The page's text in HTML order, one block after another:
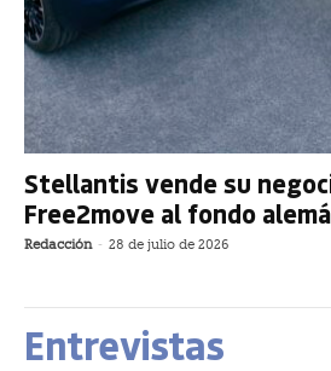
Stellantis vende su
Free2move al fondo
Redacción - 28 de julio de 2026
Entrevistas